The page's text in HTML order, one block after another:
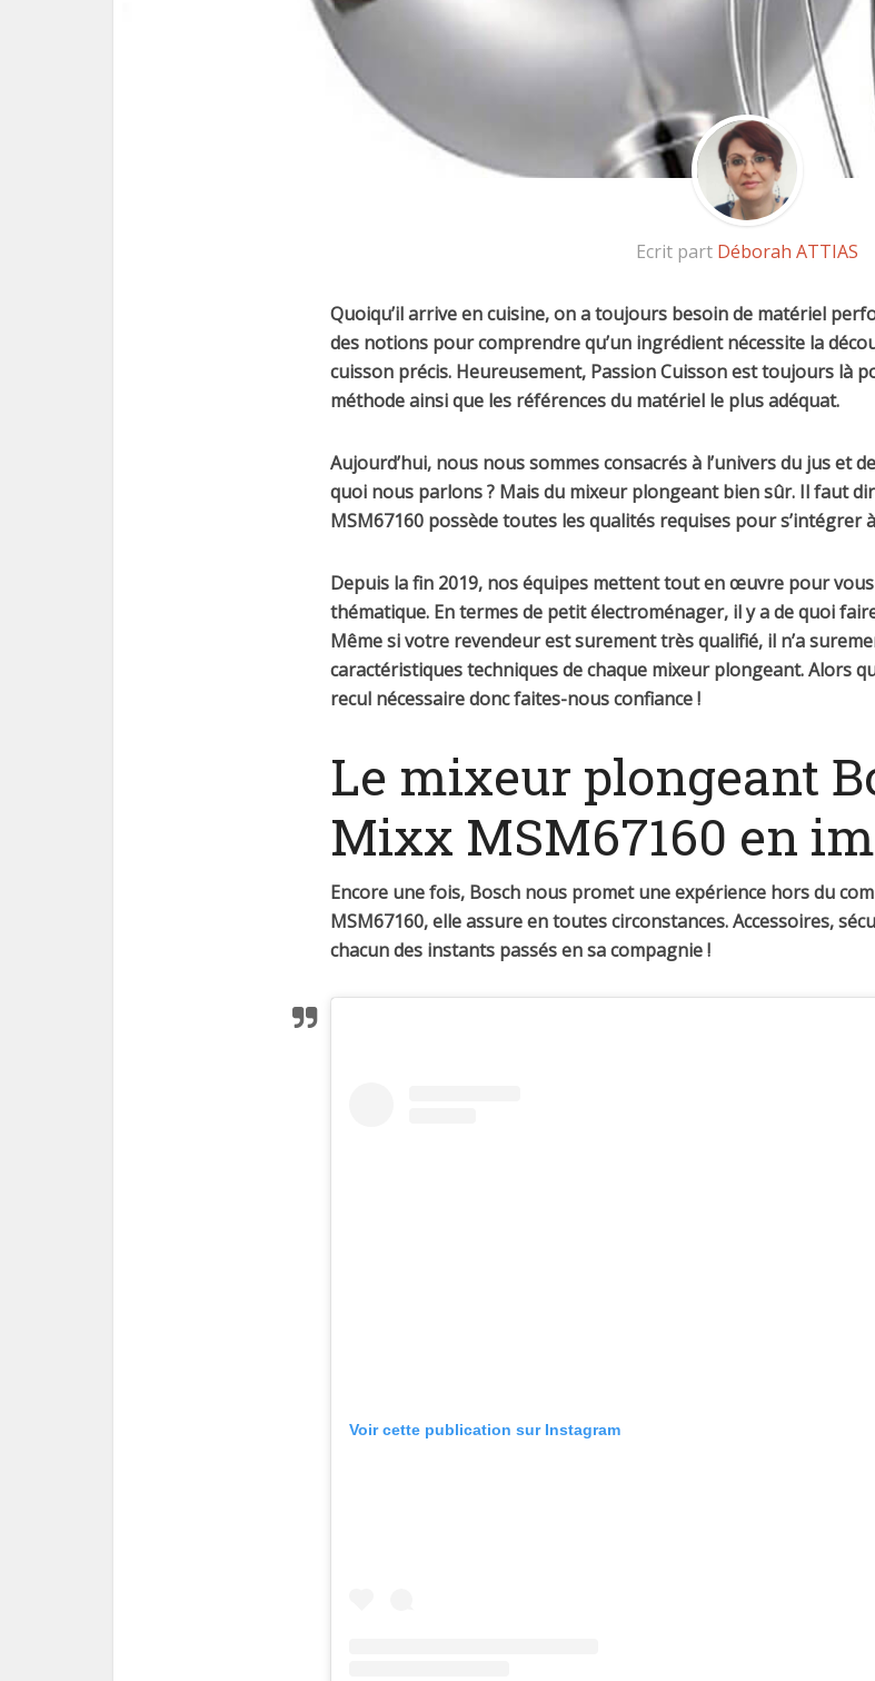
Ecrit part Déborah ATTIAS
Quoiqu’il arrive en cuisine, on a toujours besoin de matériel
des notions pour comprendre qu’un ingrédient nécessite la
cuisson précis. Heureusement, Passion Cuisson est toujours là
méthode ainsi que les références du matériel le plus adéquat.
Aujourd’hui, nous nous sommes consacrés à l’univers du jus et
quoi nous parlons ? Mais du mixeur plongeant bien sûr. Il faut
MSM67160 possède toutes les qualités requises pour s’intégrer
Depuis la fin 2019, nos équipes mettent tout en œuvre pour
thématique. En termes de petit électroménager, il y a de quoi
Même si votre revendeur est surement trèsqualifié, il n’a
caractéristiques techniques de chaque mixeur plongeant. Alors
recul nécessaire donc faites-nous confiance !
Le mixeur plongeant
Mixx MSM67160 en
Encore une fois, Bosch nous promet une expérience hors du
MSM67160, elle assure en toutes circonstances. Accessoires,
chacun des instants passés en sa compagnie !
Voir cette publication sur Instagram